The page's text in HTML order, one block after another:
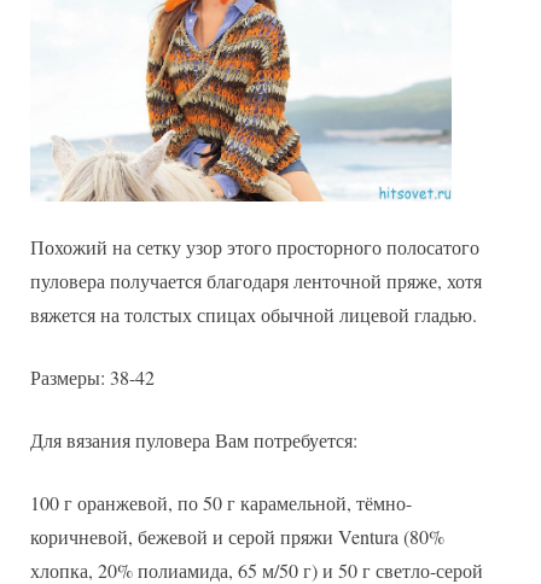
Похожий на сетку узор этого просторного полосатого
пуловера получается благодаря ленточной пряже, хотя
вяжется на толстых спицах обычной лицевой гладью.
Размеры: 38-42
Для вязания пуловера Вам потребуется:
100 г оранжевой, по 50 г карамельной, тёмно-
коричневой, бежевой и серой пряжи Ventura (80%
хлопка, 20% полиамида, 65 м/50 г) и 50 г светло-серой